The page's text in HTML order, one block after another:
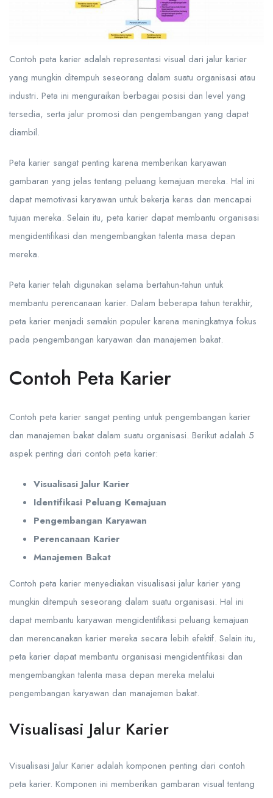
Contoh peta karier adalah representasi visual dari jalur karier
yang mungkin ditempuh seseorang dalam suatu organisasi atau
industri. Peta ini menguraikan berbagai posisi dan level yang
tersedia, serta jalur promosi dan pengembangan yang dapat
diambil.
Peta karier sangat penting karena memberikan karyawan
gambaran yang jelas tentang peluang kemajuan mereka. Hal ini
dapat memotivasi karyawan untuk bekerja keras dan mencapai
tujuan mereka. Selain itu, peta karier dapat membantu organisasi
mengidentifikasi dan mengembangkan talenta masa depan
mereka.
Peta karier telah digunakan selama bertahun-tahun untuk
membantu perencanaan karier. Dalam beberapa tahun terakhir,
peta karier menjadi semakin populer karena meningkatnya fokus
pada pengembangan karyawan dan manajemen bakat.
Contoh Peta Karier
Contoh peta karier sangat penting untuk pengembangan karier
dan manajemen bakat dalam suatu organisasi. Berikut adalah 5
aspek penting dari contoh peta karier:
Visualisasi Jalur Karier
Identifikasi Peluang Kemajuan
Pengembangan Karyawan
Perencanaan Karier
Manajemen Bakat
Contoh peta karier menyediakan visualisasi jalur karier yang
mungkin ditempuh seseorang dalam suatu organisasi. Hal ini
dapat membantu karyawan mengidentifikasi peluang kemajuan
dan merencanakan karier mereka secara lebih efektif. Selain itu,
peta karier dapat membantu organisasi mengidentifikasi dan
mengembangkan talenta masa depan mereka melalui
pengembangan karyawan dan manajemen bakat.
Visualisasi Jalur Karier
Visualisasi Jalur Karier adalah komponen penting dari contoh
peta karier. Komponen ini memberikan gambaran visual tentang